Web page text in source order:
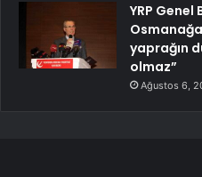
YRP Genel
yaprağın
olmaz”
Ağustos 6,